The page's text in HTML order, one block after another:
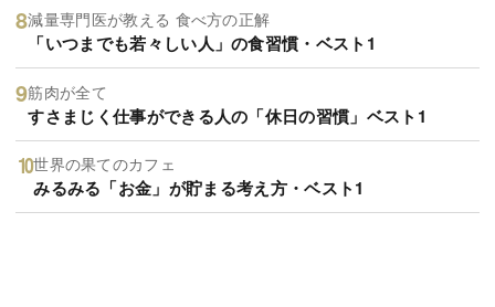
減量専門医が教える 食べ方の正解
「いつまでも若々しい人」の食習慣・ベスト1
筋肉が全て
すさまじく仕事ができる人の「休日の習慣」ベスト1
世界の果てのカフェ
みるみる「お金」が貯まる考え方・ベスト1